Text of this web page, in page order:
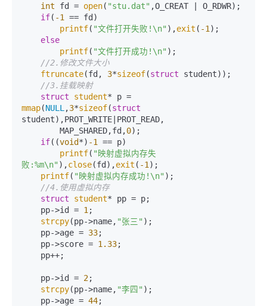
int fd = open( "stu.dat" ,O_CREAT | O_RDWR);
if( -1
== fd)
printf( "文件打开失败!\n" ),exit ( -1 );
else
printf( "文件打开成功!\n" );
//2.修改文件大小
ftruncate(fd, 3*sizeof(struct student));
//3.挂载映射
struct
student
mmap(NULL ,3*sizeof(struct
student),PROT_WRITE|PROT_READ,
        MAP_SHARED,fd,
0);
if((void*) -1
== p)
printf( "映射虚拟内存失
败:%m\n" ),close(fd),exit ( -1 );
printf( "映射虚拟内存成功!\n" );
//4.使用虚拟内存
struct
student* pp = p;
    pp->id =
1 ;
strcpy(pp->name, "张三" );
    pp->age =
33;
    pp->score =
1.33;
    pp->id =
2;
strcpy(pp->name, "李四" );
    pp->age =
44;